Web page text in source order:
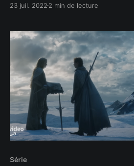
23 juil. 2022 2 min de lecture
Série